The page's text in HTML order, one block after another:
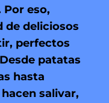
eso,
de deliciosos
perfectos
patatas
hasta
salivar,